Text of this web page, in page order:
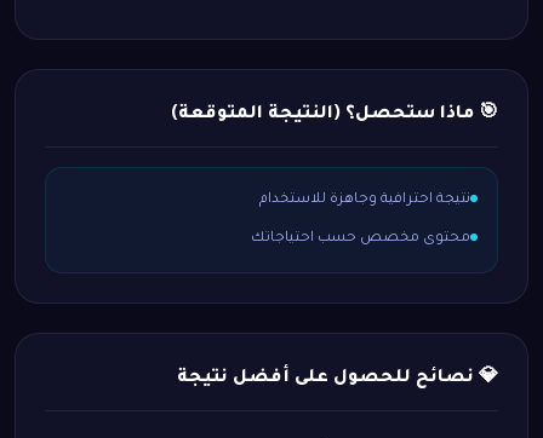
🎯 ماذا ستحصل؟ (النتيجة المتوقعة)
نتيجة احترافية وجاهزة للاستخدام
محتوى مخصص حسب احتياجاتك
💎 نصائح للحصول على أفضل نتيجة